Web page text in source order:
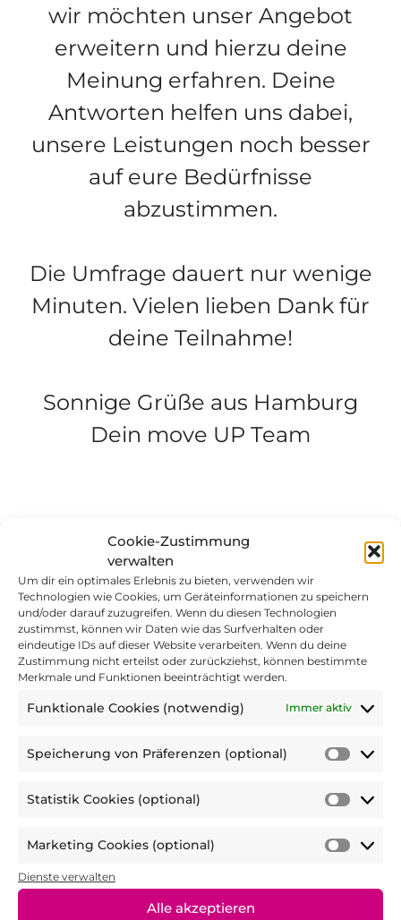
Cookie-Zustimmung
verwalten
Um dir ein optimales Erlebnis zu bieten, verwenden wir
Technologien wie Cookies, um Geräteinformationen zu speichern
und/oder darauf zuzugreifen. Wenn du diesen Technologien
zustimmst, können wir Daten wie das Surfverhalten oder
eindeutige IDs auf dieser Website verarbeiten. Wenn du deine
Zustimmung nicht erteilst oder zurückziehst, können bestimmte
Merkmale und Funktionen beeinträchtigt werden.
Funktionale Cookies (notwendig) Immer aktiv
Speicherung von Präferenzen (optional)
Statistik Cookies (optional)
Marketing Cookies (optional)
Dienste verwalten
Alle akzeptieren
wir möchten unser Angebot
erweitern und hierzu deine
Meinung erfahren. Deine
Antworten helfen uns dabei,
unsere Leistungen noch besser
auf eure Bedürfnisse
abzustimmen.
Die Umfrage dauert nur wenige
Minuten. Vielen lieben Dank für
deine Teilnahme!
Sonnige Grüße aus Hamburg
Dein move UP Team
Kunden Survey
Felder mit einem*sind Pflichtfelder
1. GBU-Psyche
Betrieblicher Wiedereingliederung
3. Führungskräfte Coaching und Kurse
4. Weitere Fragen